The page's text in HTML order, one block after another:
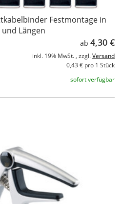
Festmontage in
Längen
ab 4,30 €
inkl. 19% MwSt. , zzgl. Versand
0,43 € pro 1 Stück
sofort verfügbar